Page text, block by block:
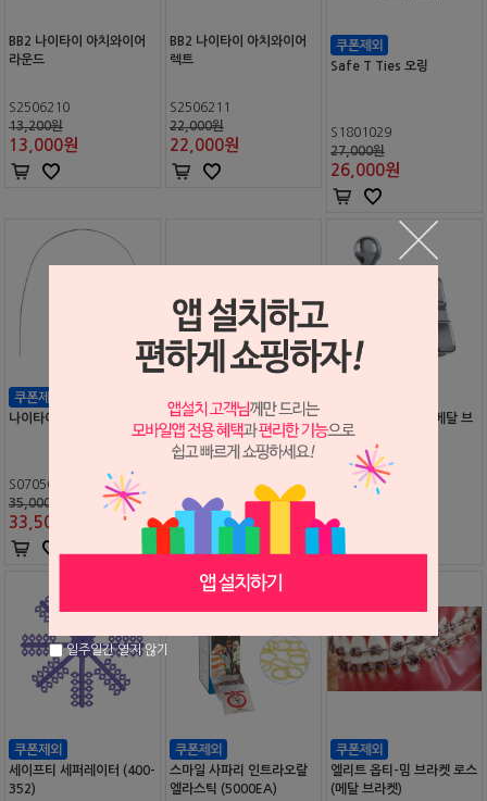
BB2 나이타이 아치와이어
라운드
S2506210
13,200원
13,000원
BB2 나이타이 아치와이어
렉트
S2506211
22,000원
22,000원
Safe T Ties 오링
S1801029
27,000원
26,000원
나이타이 아치와이어 딤플
S0705047
35,000원
33,500
나이타이 아치와이어 리버
스-커브드
47,000원
45,500 원
디-밈 브라켓 로스 (메탈 브
라켓)
S0705029
23,000
세이프티 세퍼레이터 (400-
352)
스마일 사파리 인트라오랄
엘라스틱 (5000EA)
엘리트 옵티-밈 브라켓 로스
(메탈 브라켓)
일주일간 열지 않기